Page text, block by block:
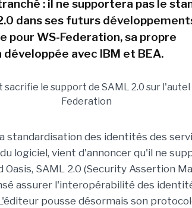
: il ne supportera pas le
dans ses futurs
pour WS-Federation, sa propre
avec IBM et BEA.
standardisation des identités des
logiciel, vient d'annoncer qu'il ne
Oasis, SAML 2.0 (Security Assertion
assurer l'interopérabilité des
pousse désormais son